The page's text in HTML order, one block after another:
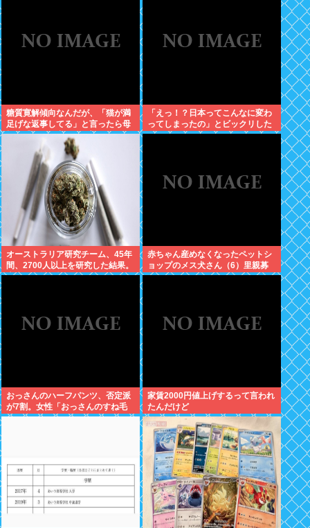
糖質寛解傾向なんだが、「猫が満
足げな返事してる」と言ったら母
親に「お気の毒w」と言われた
「えっ！？日本ってこんなに変わ
ってしまったの」とビックリした
こと
オーストラリア研究チーム、45年
間、2700人以上を研究した結果。
大麻に有益な効果はほとんどな
赤ちゃん産めなくなったペットシ
ョップのメス犬さん（6）里親募
集されてしまうwww
おっさんのハーフパンツ、否定派
が7割。女性「おっさんのすね毛
なんて見たくないじゃないですか
家賃2000円値上げするって言われ
たんだけど